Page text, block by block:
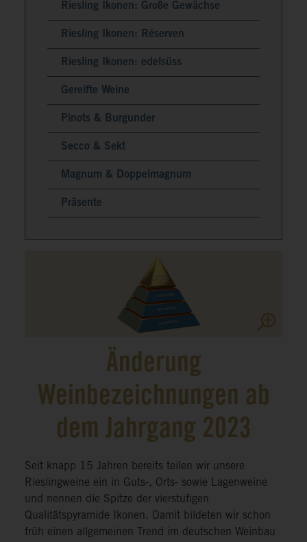
Riesling Ikonen: Große Gewächse
Riesling Ikonen: Réserven
Riesling Ikonen: edelsüss
Gereifte Weine
Pinots & Burgunder
Secco & Sekt
Magnum & Doppelmagnum
Präsente
Änderung
Weinbezeichnungen ab
dem Jahrgang 2023
Seit knapp 15 Jahren bereits teilen wir unsere
Rieslingweine ein in Guts-, Orts- sowie Lagenweine
und nennen die Spitze der vierstufigen
Qualitätspyramide Ikonen. Damit bildeten wir schon
früh einen allgemeinen Trend im deutschen Weinbau